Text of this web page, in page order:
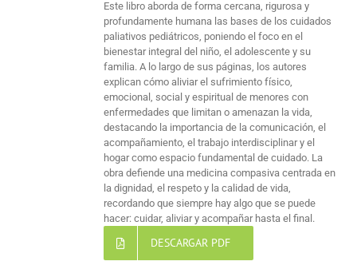
Este libro aborda de forma cercana, rigurosa y
profundamente humana las bases de los cuidados
paliativos pediátricos, poniendo el foco en el
bienestar integral del niño, el adolescente y su
familia. A lo largo de sus páginas, los autores
explican cómo aliviar el sufrimiento físico,
emocional, social y espiritual de menores con
enfermedades que limitan o amenazan la vida,
destacando la importancia de la comunicación, el
acompañamiento, el trabajo interdisciplinar y el
hogar como espacio fundamental de cuidado. La
obra defiende una medicina compasiva centrada en
la dignidad, el respeto y la calidad de vida,
recordando que siempre hay algo que se puede
hacer: cuidar, aliviar y acompañar hasta el final.
DESCARGAR PDF